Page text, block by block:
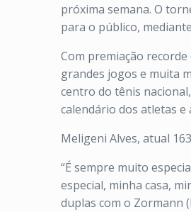
próxima semana. O
para o público,
Com premiação
grandes jogos e muita
centro do tênis
calendário dos atletas
Meligeni Alves, atual
“É sempre muito
especial, minha casa,
duplas com o Zormann